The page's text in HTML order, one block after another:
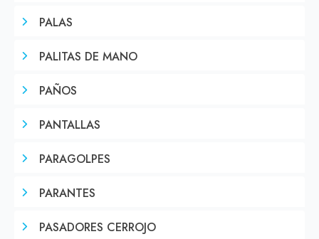
PALAS
PALITAS DE MANO
PAÑOS
PANTALLAS
PARAGOLPES
PARANTES
PASADORES CERROJO